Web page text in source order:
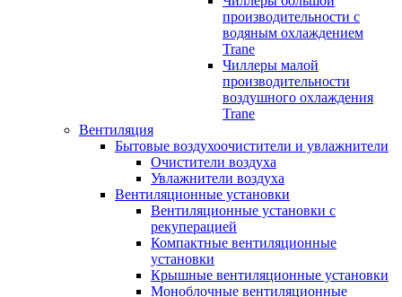
производительности с
водяным охлаждением
Trane
Чиллеры малой
производительности
воздушного охлаждения
Trane
Вентиляция
Бытовые воздухоочистители и увлажнители
Очистители воздуха
Увлажнители воздуха
Вентиляционные установки
Вентиляционные установки с
рекуперацией
Компактные вентиляционные
установки
Крышные вентиляционные установки
Моноблочные вентиляционные